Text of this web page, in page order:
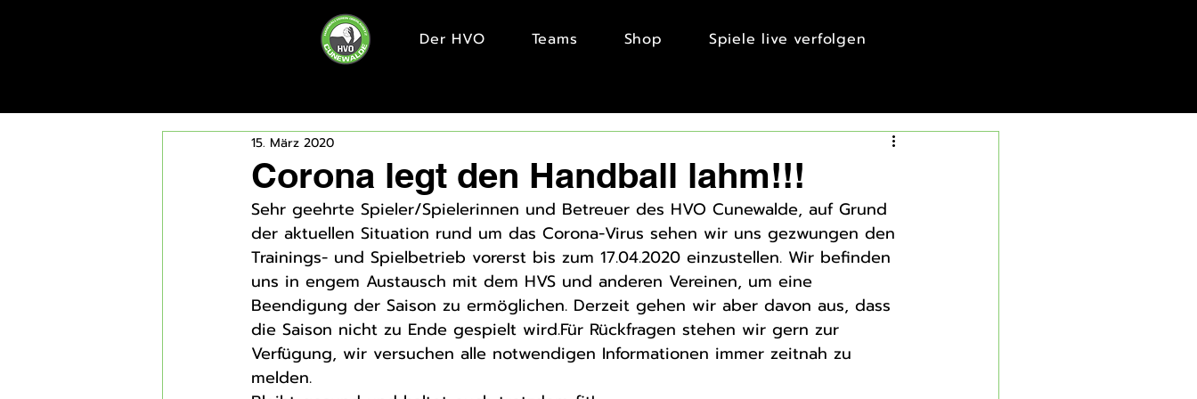
Der HVO Teams Shop Spiele live verfolgen
Corona legt den Handball lahm!!!
15. März 2020
Sehr geehrte Spieler/Spielerinnen und Betreuer des HVO Cunewalde, auf Grund
der aktuellen Situation rund um das Corona-Virus sehen wir uns gezwungen den
Trainings- und Spielbetrieb vorerst bis zum 17.04.2020 einzustellen. Wir befinden
uns in engem Austausch mit dem HVS und anderen Vereinen, um eine
Beendigung der Saison zu ermöglichen. Derzeit gehen wir aber davon aus, dass
die Saison nicht zu Ende gespielt wird.Für Rückfragen stehen wir gern zur
Verfügung, wir versuchen alle notwendigen Informationen immer zeitnah zu
melden.